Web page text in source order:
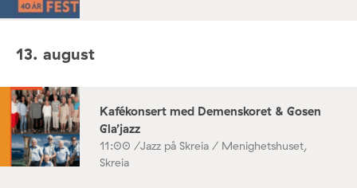
13. august
Kafékonsert med Demenskoret & Gosen
Gla’jazz
11:00 /Jazz på Skreia / Menighetshuset,
Skreia